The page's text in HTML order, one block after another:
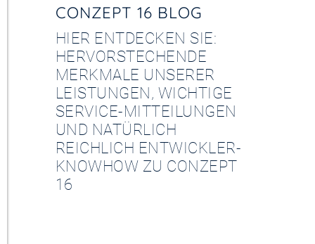
CONZEPT 16 BLOG
HIER ENTDECKEN SIE:
HERVORSTECHENDE
MERKMALE UNSERER
LEISTUNGEN, WICHTIGE
SERVICE-MITTEILUNGEN
UND NATÜRLICH
REICHLICH ENTWICKLER-
KNOWHOW ZU CONZEPT
16